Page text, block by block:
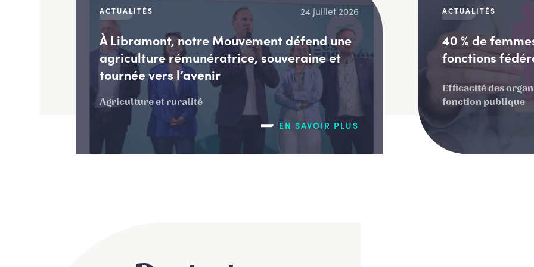
ACTUALITÉS 24 juillet 2026
À Libramont, notre Mouvement défend une
agriculture rémunératrice, souveraine et
tournée vers l’avenir
Agriculture et ruralité
EN SAVOIR PLUS
ACTUALITÉS
40 % de
fonctions
Efficacité des
fonction publique